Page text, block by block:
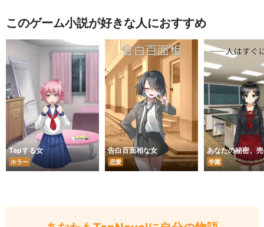
このゲーム小説が好きな人におすすめ
Tapする女
ホラー
告白百面相な女
恋愛
あなたの秘密、
学園